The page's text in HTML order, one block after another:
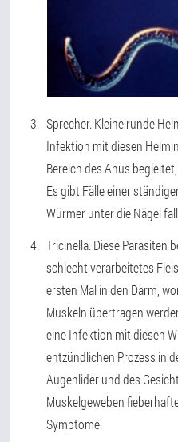
Sprecher. Kleine runde
Infektion mit diesen
Bereich des Anus
Es gibt Fälle einer
Würmer unter die Nägel
Tricinella. Diese Parasiten
schlecht verarbeitetes
ersten Mal in den Darm,
Muskeln übertragen
eine Infektion mit diesen
entzündlichen Prozess in
Augenlider und des
Muskelgeweben
Symptome.